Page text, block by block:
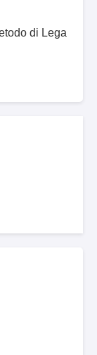
di Lega